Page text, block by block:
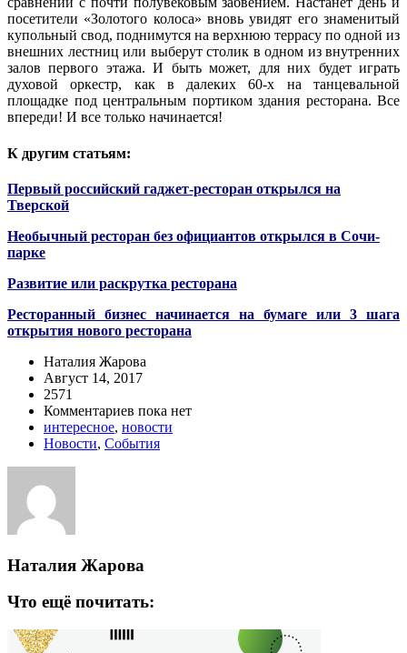
посетители «Золотого колоса» вновь увидят его знаменитый
купольный свод, поднимутся на верхнюю террасу по одной из
внешних лестниц или выберут столик в одном из внутренних
залов первого этажа. И быть может, для них будет играть
духовой оркестр, как в далеких 60-х на танцевальной
площадке под центральным портиком здания ресторана. Все
впереди! И все только начинается!
К другим статьям:
Первый российский гаджет-ресторан открылся на
Тверской
Необычный ресторан без официантов открылся в Сочи-
парке
Развитие или раскрутка ресторана
Ресторанный бизнес начинается на бумаге или 3 шага
открытия нового ресторана
Наталия Жарова
Август 14, 2017
2571
Комментариев пока нет
интересное, новости
Новости, События
Наталия Жарова
Что ещё почитать: